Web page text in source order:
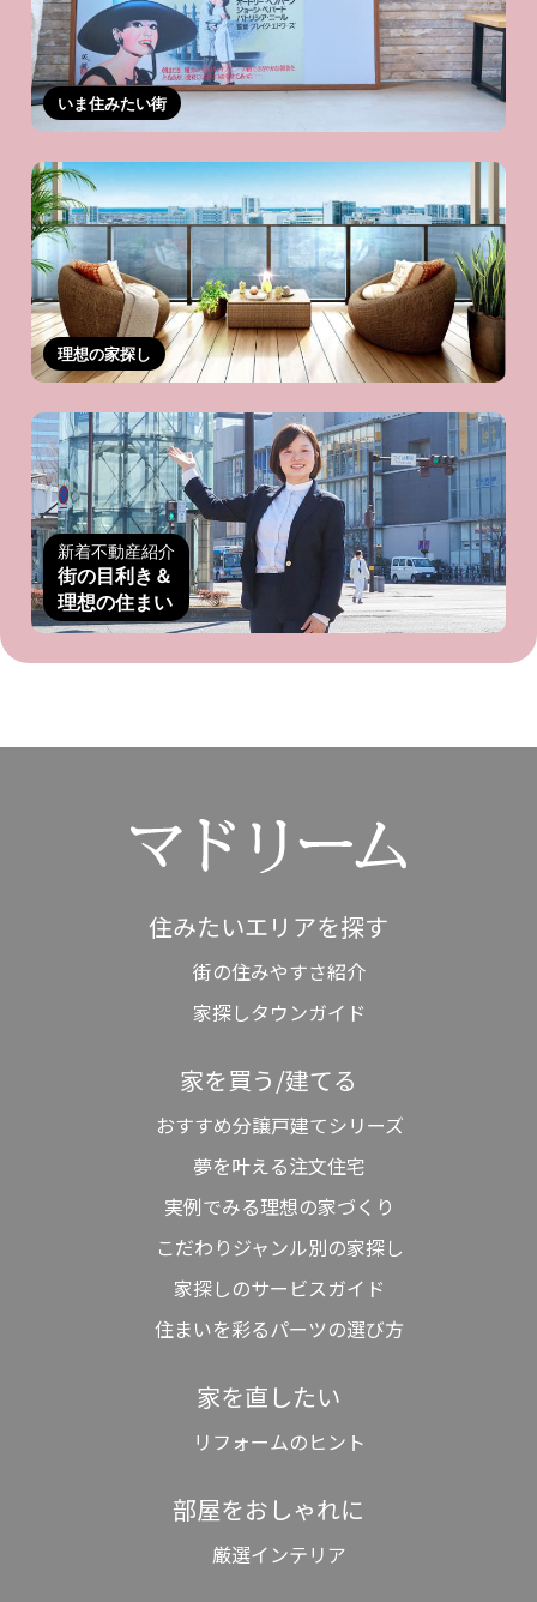
いま住みたい街
理想の家探し
新着不動産紹介
街の目利き＆
理想の住まい
住みたいエリアを探す
街の住みやすさ紹介
家探しタウンガイド
家を買う/建てる
おすすめ分譲戸建てシリーズ
夢を叶える注文住宅
実例でみる理想の家づくり
こだわりジャンル別の家探し
家探しのサービスガイド
住まいを彩るパーツの選び方
家を直したい
リフォームのヒント
部屋をおしゃれに
厳選インテリア